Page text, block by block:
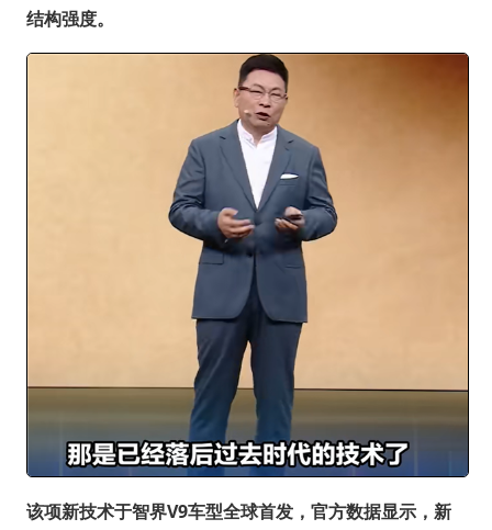
结构强度。
该项新技术于智界V9车型全球首发，官方数据显示，新